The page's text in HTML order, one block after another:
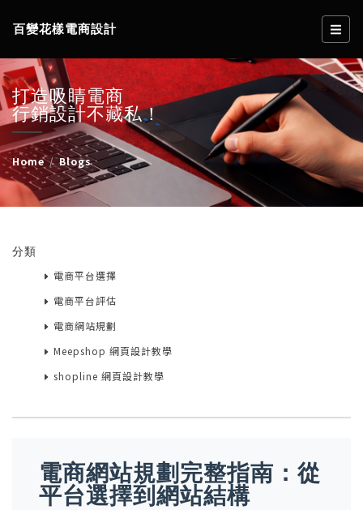
百變花樣電商設計
打造吸睛電商
行銷設計不藏私！
Home Blogs
分類
電商平台選擇
電商平台評估
電商網站規劃
Meepshop 網頁設計教學
shopline 網頁設計教學
電商網站規劃完整指南：從
平台選擇到網站結構